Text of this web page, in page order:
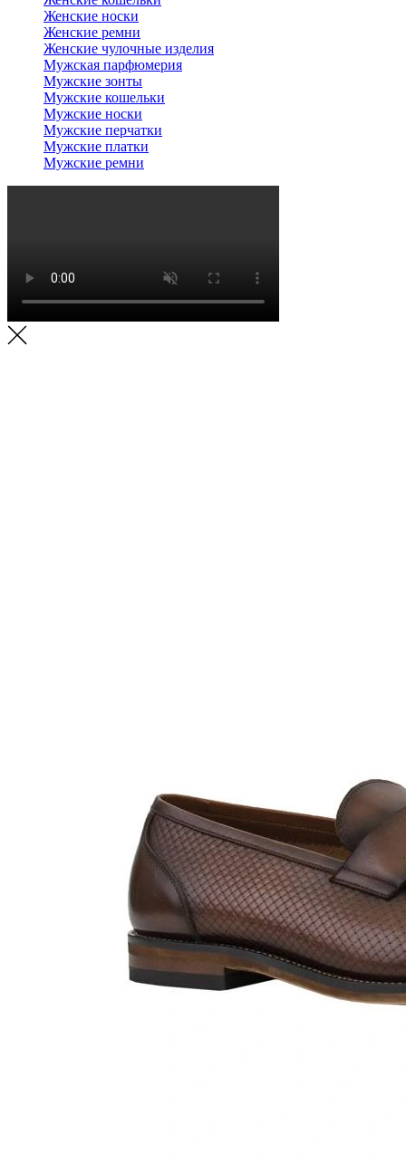
Женские носки
Женские ремни
Женские чулочные изделия
Мужская парфюмерия
Мужские зонты
Мужские кошельки
Мужские носки
Мужские перчатки
Мужские платки
Мужские ремни